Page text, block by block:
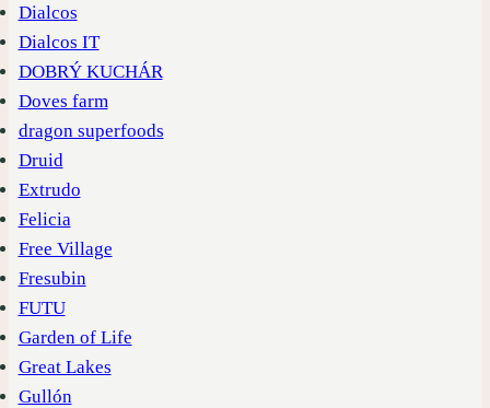
Dialcos
Dialcos IT
DOBRÝ KUCHÁR
Doves farm
dragon superfoods
Druid
Extrudo
Felicia
Free Village
Fresubin
FUTU
Garden of Life
Great Lakes
Gullón